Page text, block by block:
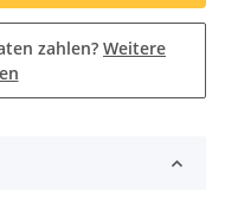
zahlen? Weitere